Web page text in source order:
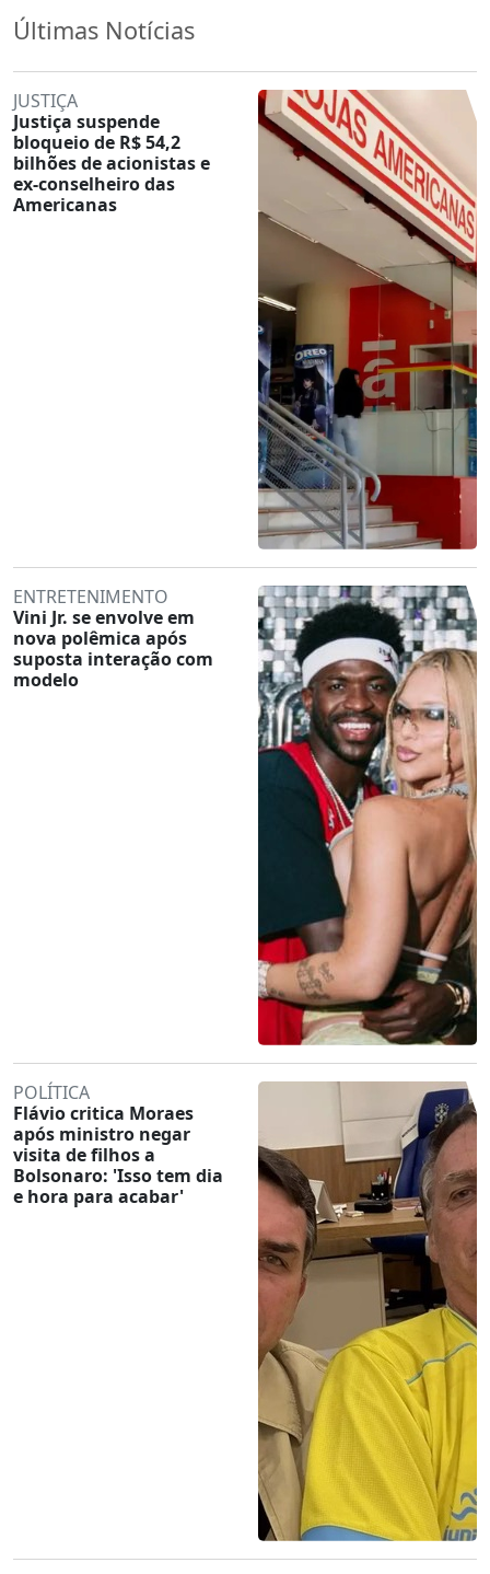
Últimas Notícias
JUSTIÇA
Justiça suspende
bloqueio de R$ 54,2
bilhões de acionistas e
ex-conselheiro das
Americanas
ENTRETENIMENTO
Vini Jr. se envolve em
nova polêmica após
suposta interação com
modelo
POLÍTICA
Flávio critica Moraes
após ministro negar
visita de filhos a
Bolsonaro: 'Isso tem dia
e hora para acabar'